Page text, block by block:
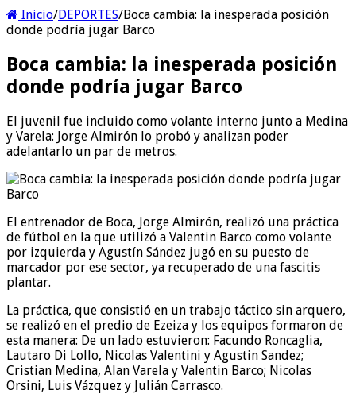
Inicio/DEPORTES/Boca cambia: la inesperada posición
donde podría jugar Barco
Boca cambia: la inesperada posición
donde podría jugar Barco
El juvenil fue incluido como volante interno junto a Medina
y Varela: Jorge Almirón lo probó y analizan poder
adelantarlo un par de metros.
El entrenador de Boca, Jorge Almirón, realizó una práctica
de fútbol en la que utilizó a Valentin Barco como volante
por izquierda y Agustín Sández jugó en su puesto de
marcador por ese sector, ya recuperado de una fascitis
plantar.
La práctica, que consistió en un trabajo táctico sin arquero,
se realizó en el predio de Ezeiza y los equipos formaron de
esta manera: De un lado estuvieron: Facundo Roncaglia,
Lautaro Di Lollo, Nicolas Valentini y Agustin Sandez;
Cristian Medina, Alan Varela y Valentin Barco; Nicolas
Orsini, Luis Vázquez y Julián Carrasco.